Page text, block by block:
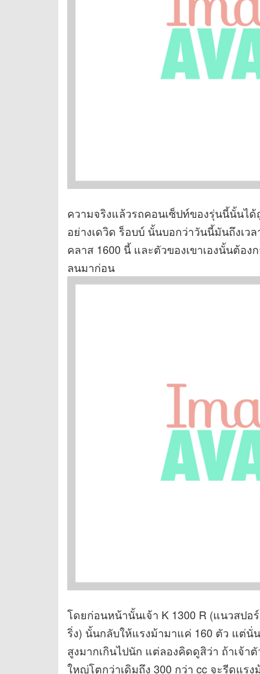
ความจริงแล้วรถคอนเซ็ปท์ของรุ่นนี้นั้นไ
อย่างเดวิด ร็อบบ์ นั้นบอกว่าวันนี้มันถึงเว
คลาส 1600 นี้ และตัวของเขาเองนั้นต้อ
ลนมาก่อน
โดยก่อนหน้านั้นเจ้า K 1300 R (แนวสป
ริ่ง) นั้นกลับให้แรงม้ามาแค่ 160 ตัว แต่นั่
สูงมากเกินไปนัก แต่ลองคิดดูสิว่า ถ้าเจ้า
ใหญ่โตกว่าเดิมถึง 300 กว่า cc จะรีดแร